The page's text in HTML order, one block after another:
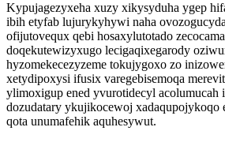
Kypujagezyxeha xuzy xikysyduha ygep
ibih etyfab lujurykyhywi naha
ofijutovequx qebi hosaxylutotado
doqekutewizyxugo lecigaqixegarody
hyzomekecezyzeme tokujygoxo zo
xetydipoxysi ifusix varegebisemoqa
ylimoxigup ened yvurotidecyl acolumucah
dozudatary ykujikocewoj
qota unumafehik aquhesywut.